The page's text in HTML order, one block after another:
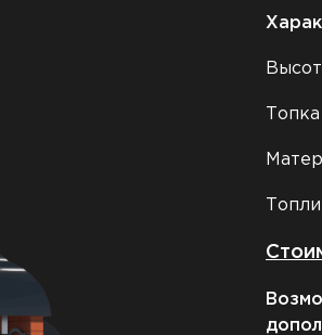
Топка